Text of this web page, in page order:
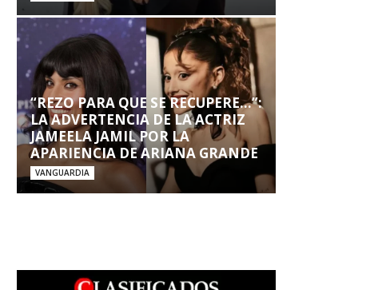
“REZO PARA QUE SE RECUPERE…”:
LA ADVERTENCIA DE LA ACTRIZ
JAMEELA JAMIL POR LA
APARIENCIA DE ARIANA GRANDE
VANGUARDIA